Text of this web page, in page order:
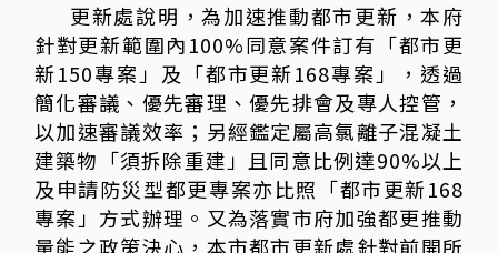
更新處說明，為加速推動都市更新，本府
針對更新範圍內100%同意案件訂有「都市更
新150專案」及「都市更新168專案」，透過
簡化審議、優先審理、優先排會及專人控管，
以加速審議效率；另經鑑定屬高氯離子混凝土
建築物「須拆除重建」且同意比例達90%以上
及申請防災型都更專案亦比照「都市更新168
專案」方式辦理。又為落實市府加強都更推動
量能之政策決心，本市都市更新處針對前開所